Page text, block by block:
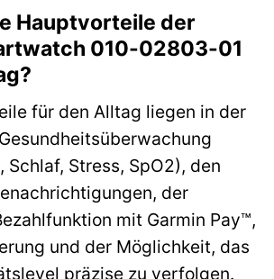
Hauptvorteile der
010-02803-01
für den Alltag liegen in der
Schlaf, Stress, SpO2), den
der
mit Garmin Pay™,
und der Möglichkeit, das
präzise zu verfolgen.